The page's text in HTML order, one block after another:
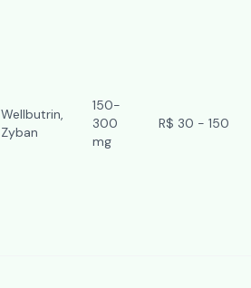
Wellbutrin,
Zyban
150-
300
mg
R$ 30 - 150